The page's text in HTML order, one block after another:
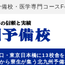
校・医学専門コース
・東京日本橋に13校舎を
ら寮生が集う北九州予備